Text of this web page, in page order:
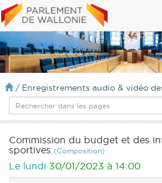
/ Enregistrements audio & vidéo
Commission du budget et des
sportives (Composition)
Le lundi 30/01/2023 à 14:00